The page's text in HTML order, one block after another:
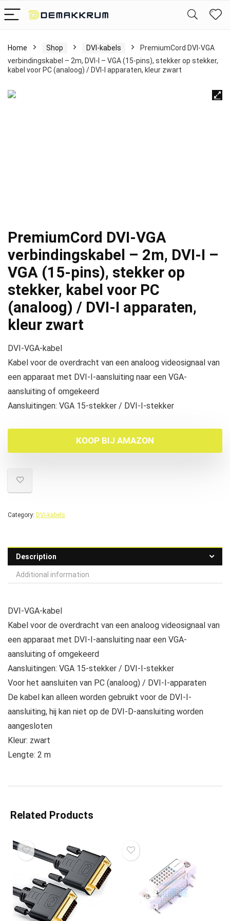
Home Shop DVI-kabels
PremiumCord DVI-VGA
verbindingskabel – 2m, DVI-I – VGA (15-pins), stekker op stekker,
kabel voor PC (analoog) / DVI-I apparaten, kleur zwart
PremiumCord DVI-VGA
verbindingskabel – 2m, DVI-I –
VGA (15-pins), stekker op
stekker, kabel voor PC
(analoog) / DVI-I apparaten,
kleur zwart
DVI-VGA-kabel
Kabel voor de overdracht van een analoog videosignaal van
een apparaat met DVI-I-aansluiting naar een VGA-
aansluiting of omgekeerd
Aansluitingen: VGA 15-stekker / DVI-I-stekker
KOOP BIJ AMAZON
Category: DVI-kabels
Description
Additional information
DVI-VGA-kabel
Kabel voor de overdracht van een analoog videosignaal van
een apparaat met DVI-I-aansluiting naar een VGA-
aansluiting of omgekeerd
Aansluitingen: VGA 15-stekker / DVI-I-stekker
Voor het aansluiten van PC (analoog) / DVI-I-apparaten
De kabel kan alleen worden gebruikt voor de DVI-I-
aansluiting, hij kan niet op de DVI-D-aansluiting worden
aangesloten
Kleur: zwart
Lengte: 2 m
Related Products